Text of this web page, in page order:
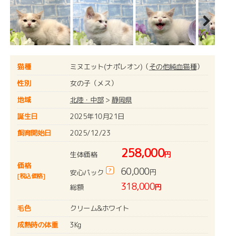
Next
猫種 ミヌエット(ナポレオン)（その他純血猫種）
性別
女の子（メス）
地域
北陸・中部> 静岡県
誕生日
2025年10月21日
飼育開始日
2025/12/23
価格
[税込価格]
生体価格 258,000円
安心パック
? 60,000円
総額
318,000円
毛色
クリーム&ホワイト
成熟時の体重
3Kg